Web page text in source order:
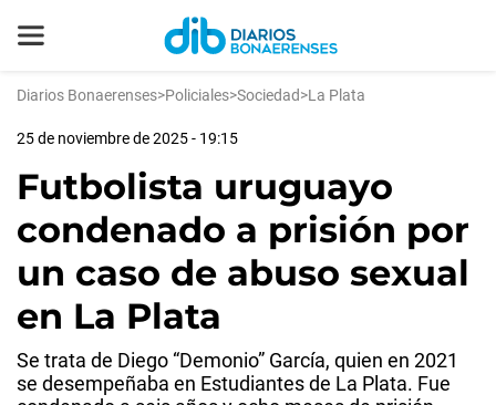
Diarios Bonaerenses>Policiales>Sociedad>La Plata
25 de noviembre de 2025 - 19:15
Futbolista uruguayo
condenado a prisión por
un caso de abuso sexual
en La Plata
Se trata de Diego “Demonio” García, quien en 2021
se desempeñaba en Estudiantes de La Plata. Fue